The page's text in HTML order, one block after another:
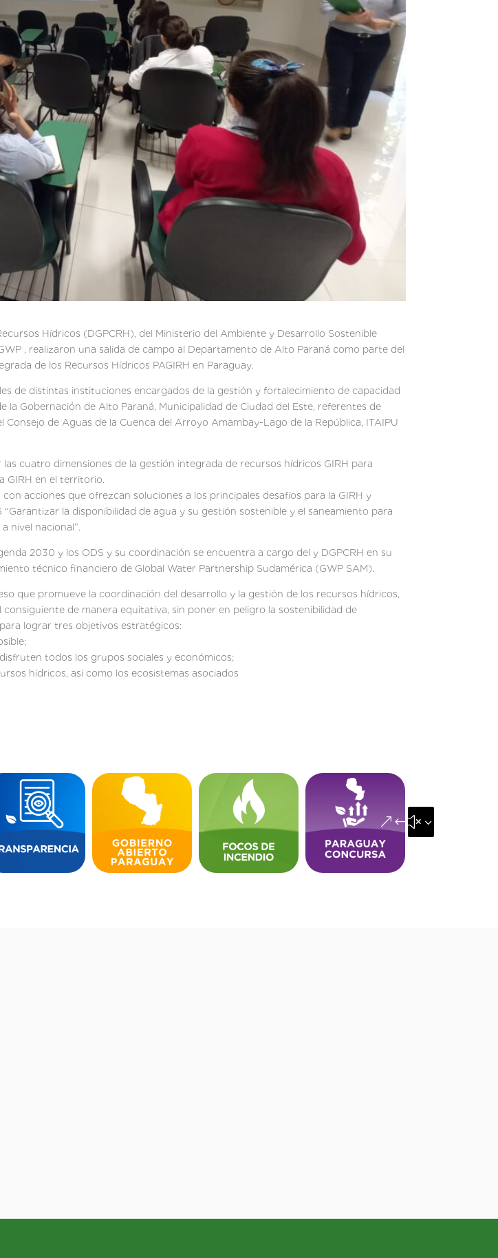
Hídricos (DGPCRH), del Ministerio del Ambiente y Desarrollo Sostenible
, realizaron una salida de campo al Departamento de Alto Paraná como parte del
de los Recursos Hídricos PAGIRH en Paraguay.
de distintas instituciones encargados de la gestión y fortalecimiento de capacidad
Gobernación de Alto Paraná, Municipalidad de Ciudad del Este, referentes de
de Aguas de la Cuenca del Arroyo Amambay-Lago de la República, ITAIPU
cuatro dimensiones de la gestión integrada de recursos hídricos GIRH para
GIRH en el territorio.
acciones que ofrezcan soluciones a los principales desafíos para la GIRH y
la disponibilidad de agua y su gestión sostenible y el saneamiento para
nivel nacional”.
2030 y los ODS y su coordinación se encuentra a cargo del y DGPCRH en su
técnico financiero de Global Water Partnership Sudamérica (GWP SAM).
que promueve la coordinación del desarrollo y la gestión de los recursos hídricos,
de manera equitativa, sin poner en peligro la sostenibilidad de
lograr tres objetivos estratégicos:
todos los grupos sociales y económicos;
hídricos, así como los ecosistemas asociados
&#x35;